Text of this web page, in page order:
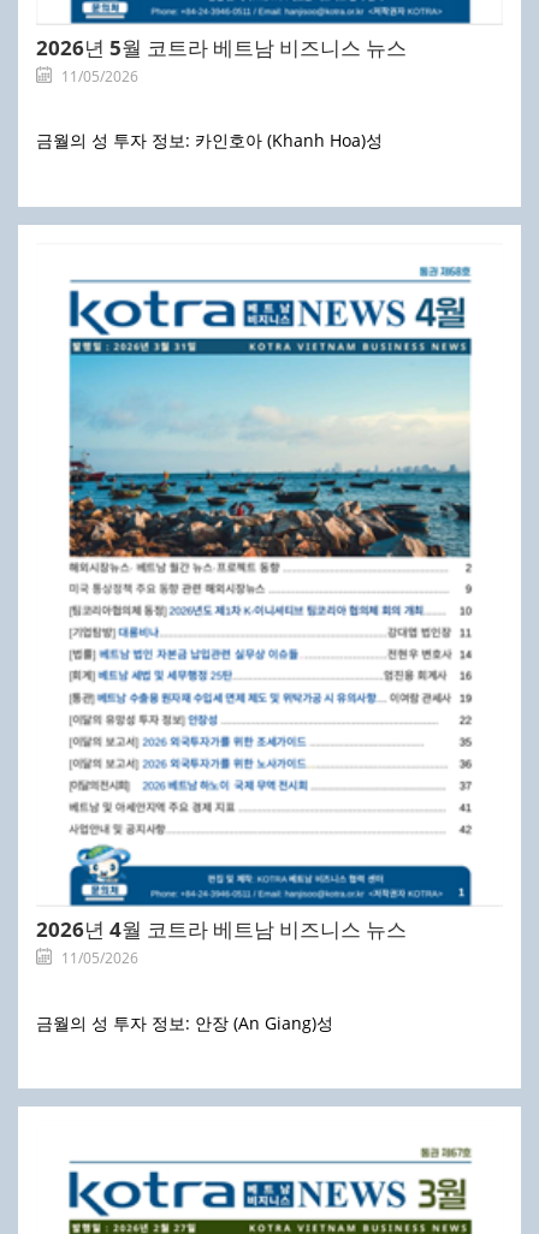
2026년 5월 코트라 베트남 비즈니스 뉴스
11/05/2026
금월의 성 투자 정보: 카인호아 (Khanh Hoa)성
2026년 4월 코트라 베트남 비즈니스 뉴스
11/05/2026
금월의 성 투자 정보: 안장 (An Giang)성